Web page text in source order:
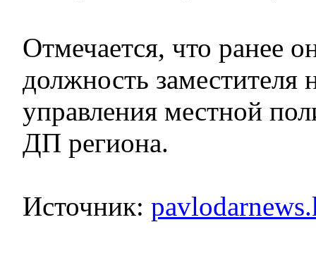
Отмечается, что ранее
должность заместителя
управления местной
ДП региона.
Источник: